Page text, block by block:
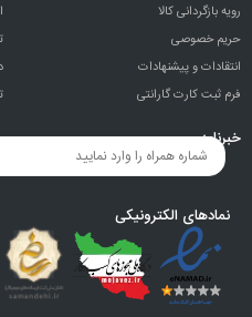
رویه بازگردانی کالا
حریم خصوصی
انتقادات و پيشنهادات
فرم ثبت کارت گارانتی
خبرنامه
نمادهای الکترونیکی